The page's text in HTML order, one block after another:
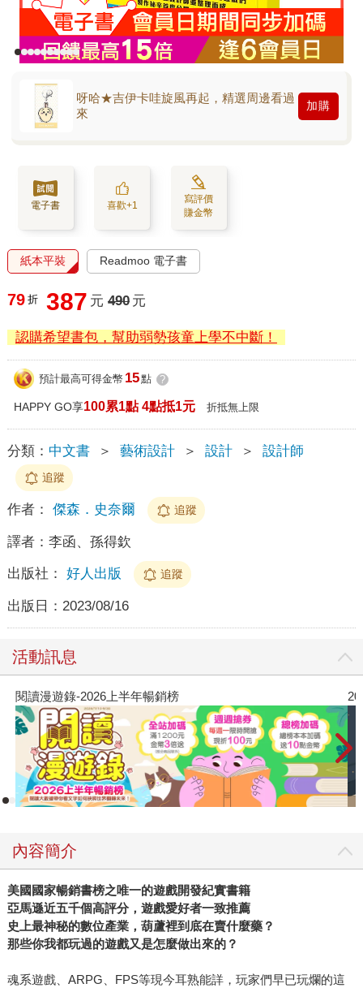
呀哈★吉伊卡哇旋風再起，精選周邊看過
來
加購
電子書 喜歡+1
寫評價
賺金幣
紙本平裝 Readmoo 電子書
79 折 387 元 490 元
認購希望書包，幫助弱勢孩童上學不中斷！
預計最高可得金幣 15點 ?
HAPPY GO享100累1點 4點抵1元 折抵無上限
分類： 中文書 ＞ 藝術設計 ＞ 設計 ＞ 設計師
追蹤
作者： 傑森．史奈爾 追蹤
譯者： 李函、孫得欽
出版社： 好人出版 追蹤
出版日： 2023/08/16
活動訊息
閱讀漫遊錄-2026上半年暢銷榜
內容簡介
美國國家暢銷書榜之唯一的遊戲開發紀實書籍
亞馬遜近五千個高評分，遊戲愛好者一致推薦
史上最神秘的數位產業，葫蘆裡到底在賣什麼藥？
那些你我都玩過的遊戲又是怎麼做出來的？
魂系遊戲、ARPG、FPS等現今耳熟能詳，玩家們早已玩爛的這